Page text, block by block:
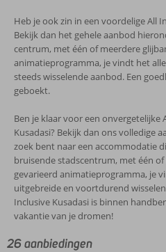
Heb je ook zin in een voordelige All
Bekijk dan het gehele aanbod
centrum, met één of meerdere
animatieprogramma, je vindt het
steeds wisselende aanbod. Een
geboekt.
Ben je klaar voor een onvergetelijke
Kusadasi? Bekijk dan ons volledige
zoek bent naar een accommodatie
bruisende stadscentrum, met één
gevarieerd animatieprogramma, je
uitgebreide en voortdurend
Inclusive Kusadasi is binnen
vakantie van je dromen!
26 aanbiedingen